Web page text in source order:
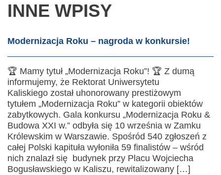
INNE WPISY
Modernizacja Roku – nagroda w konkursie!
🏆 Mamy tytuł „Modernizacja Roku”! 🏆 Z dumą
informujemy, że Rektorat Uniwersytetu
Kaliskiego został uhonorowany prestiżowym
tytułem „Modernizacja Roku” w kategorii obiektów
zabytkowych. Gala konkursu „Modernizacja Roku &
Budowa XXI w.” odbyła się 10 września w Zamku
Królewskim w Warszawie. Spośród 540 zgłoszeń z
całej Polski kapituła wyłoniła 59 finalistów – wśród
nich znalazł się budynek przy Placu Wojciecha
Bogusławskiego w Kaliszu, rewitalizowany […]